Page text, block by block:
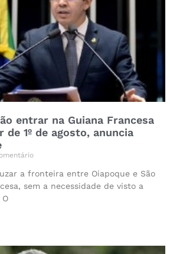
entrar na Guiana Francesa
1º de agosto, anuncia
a fronteira entre Oiapoque e São
sem a necessidade de visto a